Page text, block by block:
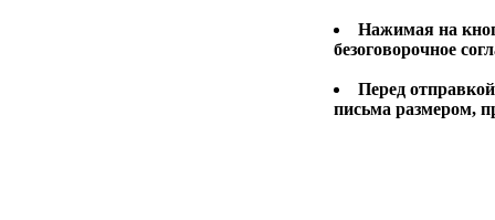
Нажимая на
безоговорочное
Перед
письма размером,